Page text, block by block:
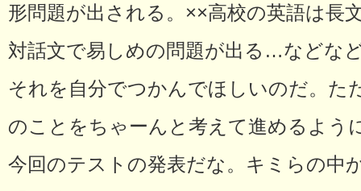
形問題が出される。××高校の英語は長
対話文で易しめの問題が出る…などな
それを自分でつかんでほしいのだ。た
のことをちゃーんと考えて進めるよう
今回のテストの発表だな。キミらの中